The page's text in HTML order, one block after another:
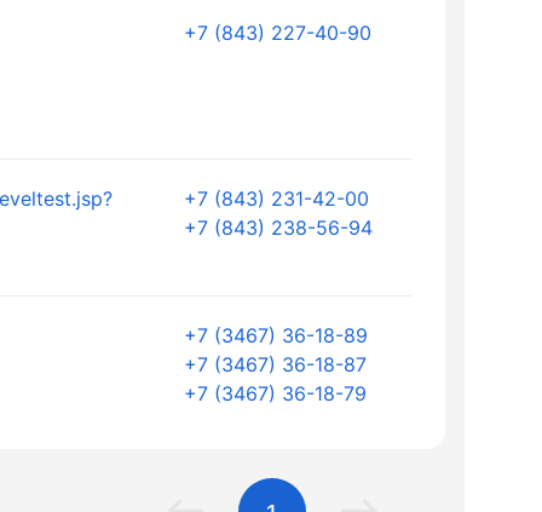
+7 (843) 227-40-90
+7 (843) 231-42-00
+7 (843) 238-56-94
+7 (3467) 36-18-89
+7 (3467) 36-18-87
+7 (3467) 36-18-79